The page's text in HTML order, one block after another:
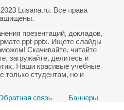
Lusana.ru. Все права
презентаций, докладов,
ppt-pptx. Ищете слайды
Скачивайте, читайте
загружайте, делитесь и
Наши красивые учебные
только студентам, но и
связь Баннеры